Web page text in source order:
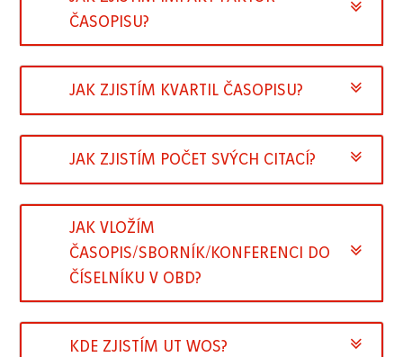
ČASOPISU?
JAK ZJISTÍM KVARTIL ČASOPISU?
JAK ZJISTÍM POČET SVÝCH CITACÍ?
JAK VLOŽÍM
ČASOPIS/SBORNÍK/KONFERENCI DO
ČÍSELNÍKU V OBD?
KDE ZJISTÍM UT WOS?